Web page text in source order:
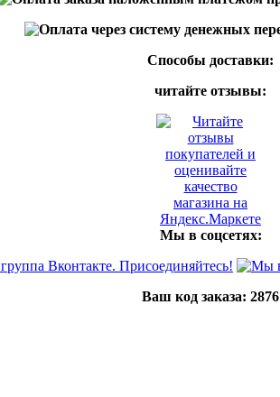
Способы доставки:
читайте отзывы:
Мы в соцсетях:
Ваш код заказа: 2876